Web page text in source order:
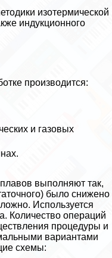
изотермической
индукционного
производится:
и газовых
выполняют так,
было снижено
Используется
Количество операций
процедуры и
вариантами
схемы: